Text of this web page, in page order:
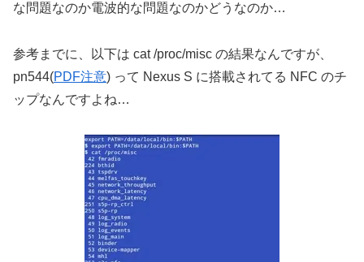
なんとも言えない惨めたらしい気分になりたい方は
https://github.com/android/platform_frameworks_b
ase/blob/master/data/etc/android.hardware.nfc.xml